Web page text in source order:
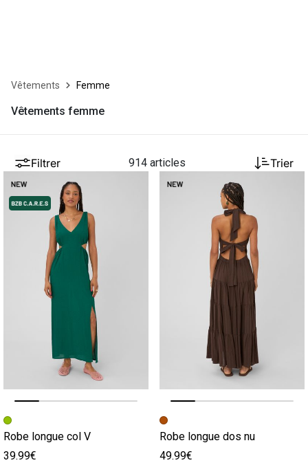
Vêtements Femme
Vêtements femme
Filtrer 914 articles Trier
Image précédente
Image suivante
Robe longue col V
39.99€
Image précédente
Image suivante
Robe longue dos nu
49.99€